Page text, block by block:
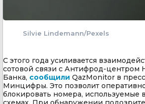
Silvie Lindemann/Pexels
С этого года усиливается
сотовой связи с Антифрод-центром
Банка, сообщили QazMonitor в
Минцифры. Это позволит
блокировать номера, используемые